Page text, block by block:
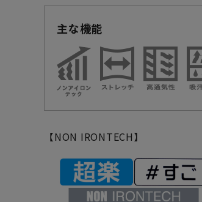
主な機能
【NON IRONTECH】